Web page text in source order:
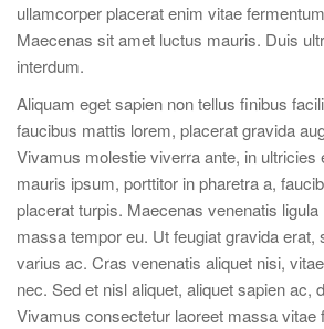
ullamcorper placerat enim vitae
Maecenas sit amet luctus mauris. Duis
interdum.
Aliquam eget sapien non tellus finibus
faucibus mattis lorem, placerat gravida
Vivamus molestie viverra ante, in ultricies
mauris ipsum, porttitor in pharetra a,
placerat turpis. Maecenas venenatis
massa tempor eu. Ut feugiat gravida erat,
varius ac. Cras venenatis aliquet nisi,
nec. Sed et nisl aliquet, aliquet sapien ac,
Vivamus consectetur laoreet massa vitae